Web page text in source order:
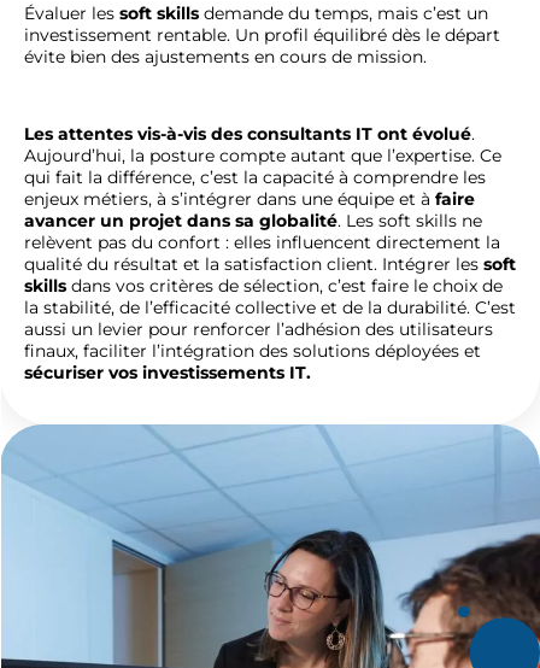
Évaluer les soft skills demande du temps, mais c’est un
investissement rentable. Un profil équilibré dès le départ
évite bien des ajustements en cours de mission.
Les attentes vis-à-vis des consultants IT ont évolué.
Aujourd’hui, la posture compte autant que l’expertise. Ce
qui fait la différence, c’est la capacité à comprendre les
enjeux métiers, à s’intégrer dans une équipe et à faire
avancer un projet dans sa globalité. Les soft skills ne
relèvent pas du confort : elles influencent directement la
qualité du résultat et la satisfaction client. Intégrer les soft
skills dans vos critères de sélection, c’est faire le choix de
la stabilité, de l’efficacité collective et de la durabilité. C’est
aussi un levier pour renforcer l’adhésion des utilisateurs
finaux, faciliter l’intégration des solutions déployées et
sécuriser vos investissements IT.